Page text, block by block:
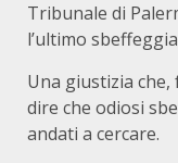
Tribunale di
l’ultimo
Una giustizia
dire che odiosi
andati a cercare.